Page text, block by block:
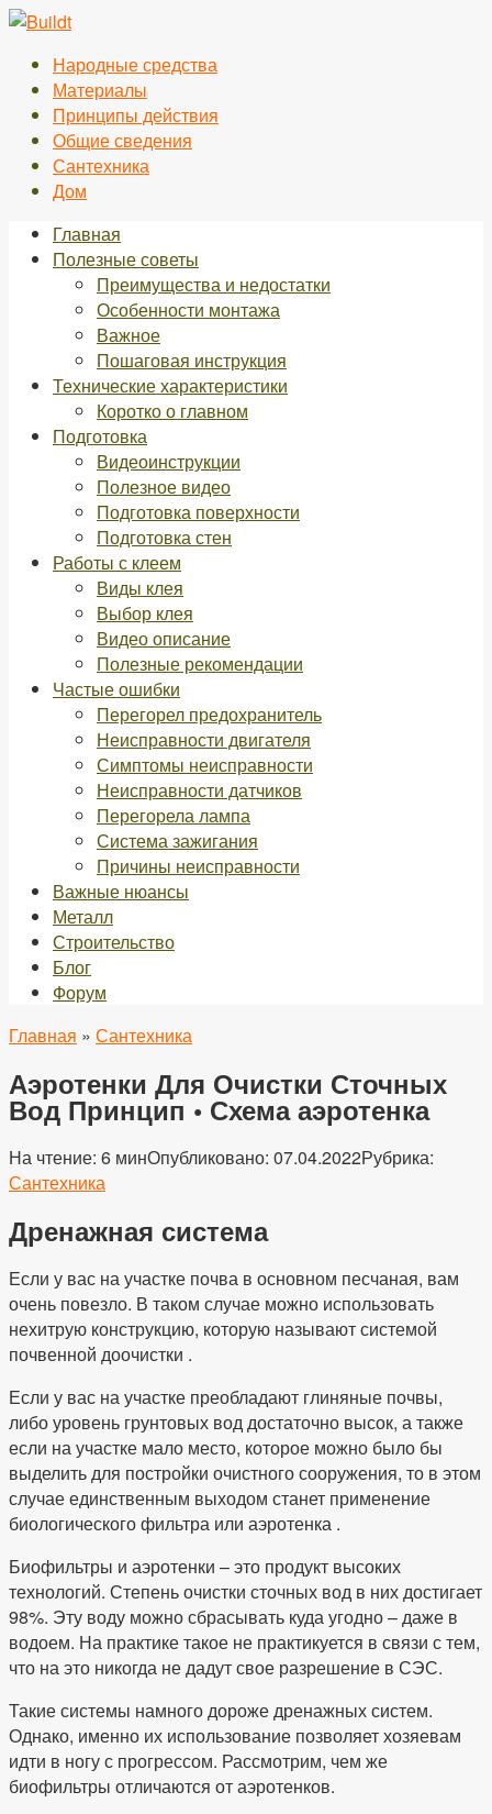
Перейти
контентуНародные средства
Материалы
Принципы действия
Общие сведения
Сантехника
Дом
Главная
Полезные советы
Преимущества и недостатки
Особенности монтажа
Важное
Пошаговая инструкция
Технические характеристики
Коротко о главном
Подготовка
Видеоинструкции
Полезное видео
Подготовка поверхности
Подготовка стен
Работы с клеем
Виды клея
Выбор клея
Видео описание
Полезные рекомендации
Частые ошибки
Перегорел предохранитель
Неисправности двигателя
Симптомы неисправности
Неисправности датчиков
Перегорела лампа
Система зажигания
Причины неисправности
Важные нюансы
Металл
Строительство
Блог
Форум
Главная » Сантехника
Аэротенки Для Очистки Сточных
Вод Принцип • Схема аэротенка
На чтение: 6 минОпубликовано: 07.04.2022Рубрика:
Сантехника
Дренажная система
Если у вас на участке почва в основном песчаная, вам
очень повезло. В таком случае можно использовать
нехитрую конструкцию, которую называют системой
почвенной доочистки .
Если у вас на участке преобладают глиняные почвы,
либо уровень грунтовых вод достаточно высок, а также
если на участке мало место, которое можно было бы
выделить для постройки очистного сооружения, то в этом
случае единственным выходом станет применение
биологического фильтра или аэротенка .
Биофильтры и аэротенки – это продукт высоких
технологий. Степень очистки сточных вод в них достигает
98%. Эту воду можно сбрасывать куда угодно – даже в
водоем. На практике такое не практикуется в связи с тем,
что на это никогда не дадут свое разрешение в СЭС.
Такие системы намного дороже дренажных систем.
Однако, именно их использование позволяет хозяевам
идти в ногу с прогрессом. Рассмотрим, чем же
биофильтры отличаются от аэротенков.